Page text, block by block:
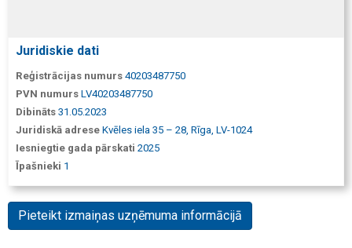
Juridiskie dati
Reģistrācijas numurs 40203487750
PVN numurs LV40203487750
Dibināts 31.05.2023
Juridiskā adrese Kvēles iela 35 – 28, Rīga, LV-1024
Iesniegtie gada pārskati 2025
Īpašnieki 1
Pieteikt izmaiņas uzņēmuma informācijā